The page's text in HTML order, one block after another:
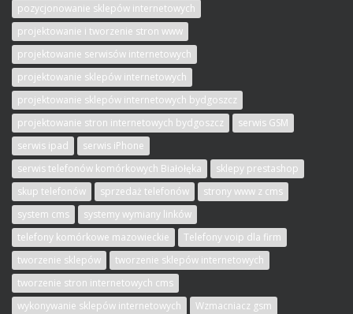
pozycjonowanie sklepów internetowych
projektowanie i tworzenie stron www
projektowanie serwisów internetowych
projektowanie sklepów internetowych
projektowanie sklepów internetowych bydgoszcz
projektowanie stron internetowych bydgoszcz
serwis GSM
serwis ipad
serwis iPhone
serwis telefonów komórkowych Białołęka
sklepy prestashop
skup telefonów
sprzedaż telefonów
strony www z cms
system cms
systemy wymiany linków
telefony komórkowe mazowieckie
Telefony voip dla firm
tworzenie sklepów
tworzenie sklepów internetowych
tworzenie stron internetowych cms
wykonywanie sklepów internetowych
Wzmacniacz gsm